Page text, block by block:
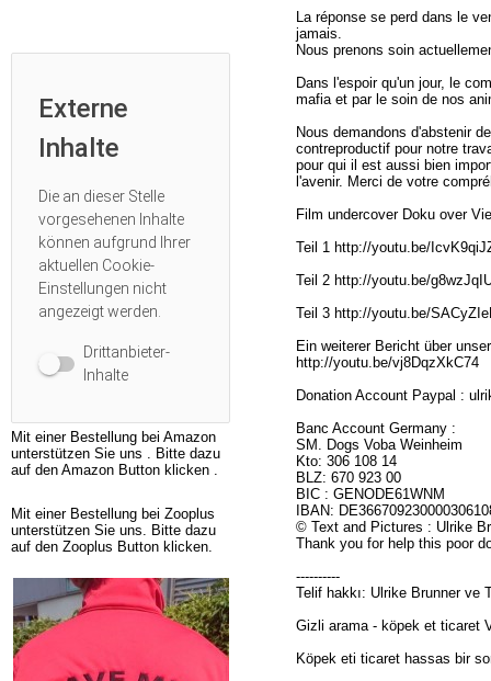
Externe
Inhalte
Die an dieser Stelle
vorgesehenen Inhalte
können aufgrund Ihrer
aktuellen Cookie-
Einstellungen nicht
angezeigt werden.
Drittanbieter-
Inhalte
Mit einer Bestellung bei Amazon
unterstützen Sie uns . Bitte dazu
auf den Amazon Button klicken .
Mit einer Bestellung bei Zooplus
unterstützen Sie uns. Bitte dazu
auf den Zooplus Button klicken.
La réponse se perd dans le
jamais.
Nous prenons soin
Dans l'espoir qu'un jour, le
mafia et par le soin de nos
Nous demandons d'abstenir
contreproductif pour notre
pour qui il est aussi bien
l'avenir. Merci de votre
Film undercover Doku over
Teil 1 http://youtu.be/
Teil 2 http://youtu.be/
Teil 3 http://youtu.be/
Ein weiterer Bericht über
http://youtu.be/vj8DqzXkC74
Donation Account Paypal :
Banc Account Germany :
SM. Dogs Voba Weinheim
Kto: 306 108 14
BLZ: 670 923 00
BIC : GENODE61WNM
IBAN:
© Text and Pictures : Ulrike
Thank you for help this poor
----------
Telif hakkı: Ulrike Brunner ve
Gizli arama - köpek et ticaret
Köpek eti ticaret hassas bir